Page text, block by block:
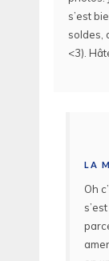
s’est
soldes,
<3).
LA
Oh